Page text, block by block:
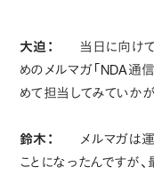
大迫：
当日に向け
めのメルマガ「NDA通
めて担当してみていか
鈴木：
メルマガは
ことになったんですが